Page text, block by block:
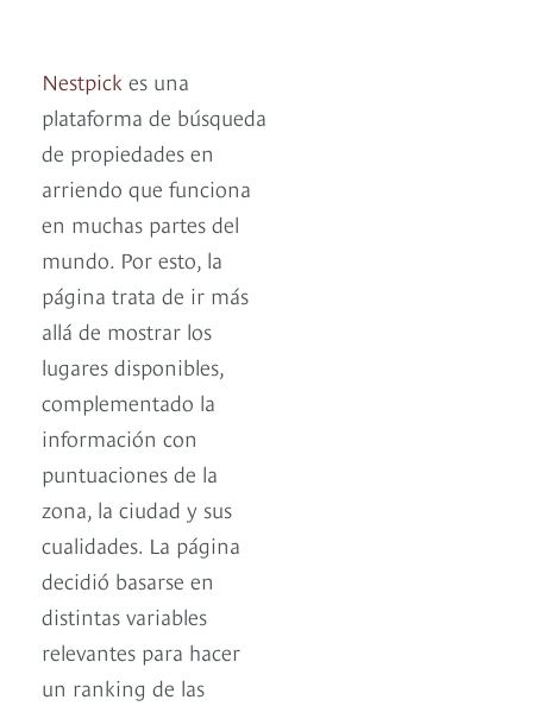
Nestpick es una
plataforma de búsqueda
de propiedades en
arriendo que funciona
en muchas partes del
mundo. Por esto, la
página trata de ir más
allá de mostrar los
lugares disponibles,
complementado la
información con
puntuaciones de la
zona, la ciudad y sus
cualidades. La página
decidió basarse en
distintas variables
relevantes para hacer
un ranking de las